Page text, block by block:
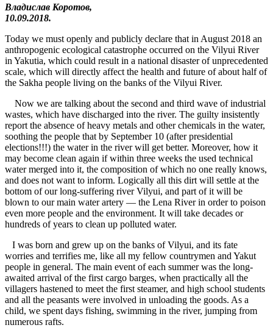
Владислав Коротов,
10.09.2018.
Today we must openly and publicly declare that in August 2018 an
anthropogenic ecological catastrophe occurred on the Vilyui River
in Yakutia, which could result in a national disaster of unprecedented
scale, which will directly affect the health and future of about half of
the Sakha people living on the banks of the Vilyui River.
Now we are talking about the second and third wave of industrial
wastes, which have discharged into the river. The guilty insistently
report the absence of heavy metals and other chemicals in the water,
soothing the people that by September 10 (after presidential
elections!!!) the water in the river will get better. Moreover, how it
may become clean again if within three weeks the used technical
water merged into it, the composition of which no one really knows,
and does not want to inform. Logically all this dirt will settle at the
bottom of our long-suffering river Vilyui, and part of it will be
blown to our main water artery — the Lena River in order to poison
even more people and the environment. It will take decades or
hundreds of years to clean up polluted water.
I was born and grew up on the banks of Vilyui, and its fate
worries and terrifies me, like all my fellow countrymen and Yakut
people in general. The main event of each summer was the long-
awaited arrival of the first cargo barges, when practically all the
villagers hastened to meet the first steamer, and high school students
and all the peasants were involved in unloading the goods. As a
child, we spent days fishing, swimming in the river, jumping from
numerous rafts.